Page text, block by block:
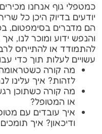
כמטפלי גוף אנחנו
יודעים בדיוק היכן כל
הם מדברים בסימפטום,
והנפש ידוע ומוכר לנו,
להתמודד או להתייחס
עשויים לעלות תוך כדי
מה קורה כשטראומה
לזהות? איך עלינו
מה קורה כשתוכן
או המטופל?
איך עובדים עם
ודיכאון? איך